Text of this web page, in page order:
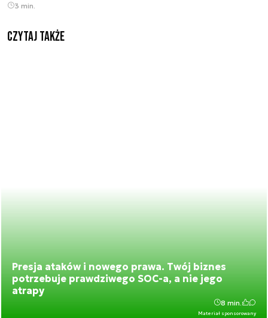
3 min.
Czytaj także
Presja ataków i nowego prawa. Twój biznes
potrzebuje prawdziwego SOC-a, a nie jego
atrapy
Materiał sponsorowany
8 min.